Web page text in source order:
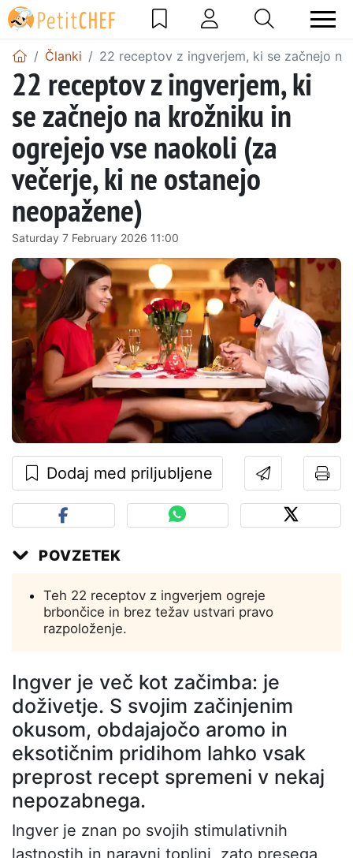
Članki 22 receptov z ingverjem, ki se začnejo
22 receptov z ingverjem, ki
se začnejo na krožniku in
ogrejejo vse naokoli (za
večerje, ki ne ostanejo
neopažene)
Saturday 7 February 2026 11:00
Dodaj med priljubljene
POVZETEK
Teh 22 receptov z ingverjem ogreje
brbončice in brez težav ustvari pravo
razpoloženje.
Ingver je več kot začimba: je
doživetje. S svojim začinjenim
okusom, obdajajočo aromo in
eksotičnim pridihom lahko vsak
preprost recept spremeni v nekaj
nepozabnega.
Ingver je znan po svojih stimulativnih
lastnostih in naravni toplini, zato presega